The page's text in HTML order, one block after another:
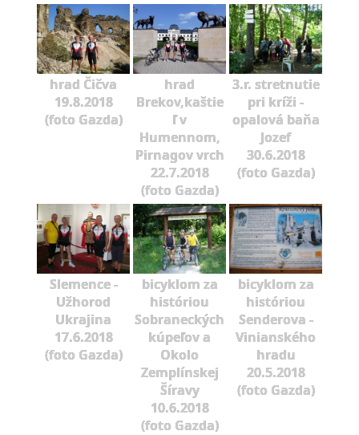
hrad Čičva
19.8.2018
(foto Gazda)
hrad
Brekov,kaštie
ľ v
Humennom,
Pirnagov vrch
22.7.2018
(foto Gazda)
3.r. stretnutie
pri kríži -
opalová baňa
Jozef
30.6.2018
(foto Gazda)
Slemence -
Užhorod
Ukrajina
17.6.2018
(foto Gazda)
bicyklom za
históriou
Sobraneckých
kúpeľov a
Okolo
Zemplínskej
Šíravy
10.6.2018
(foto Gazda)
bicyklom za
históriou
Senderova -
Vinianského
hradu
20.5.2018
(foto Gazda)